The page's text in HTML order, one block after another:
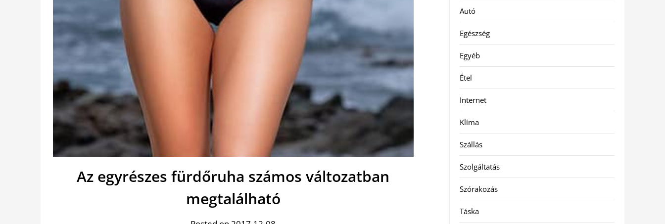
Az egyrészes fürdőruha számos változatban
megtalálható
Autó
Egészség
Egyéb
Étel
Internet
Klíma
Szállás
Szolgáltatás
Szórakozás
Táska